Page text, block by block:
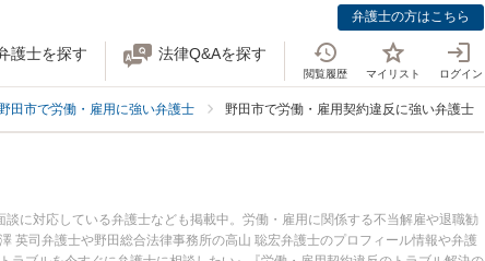
弁護士の方はこちら
護士を探す 法律Q&Aを探す
閲覧履歴 マイリスト ログイン
田市で労働・雇用に強い弁護士 野田市で労働・雇用契約違反に強い弁護士
に対応している弁護士なども掲載中。労働・雇用に関係する不当解雇や退職勧
英司弁護士や野田総合法律事務所の高山 聡宏弁護士のプロフィール情報や弁護